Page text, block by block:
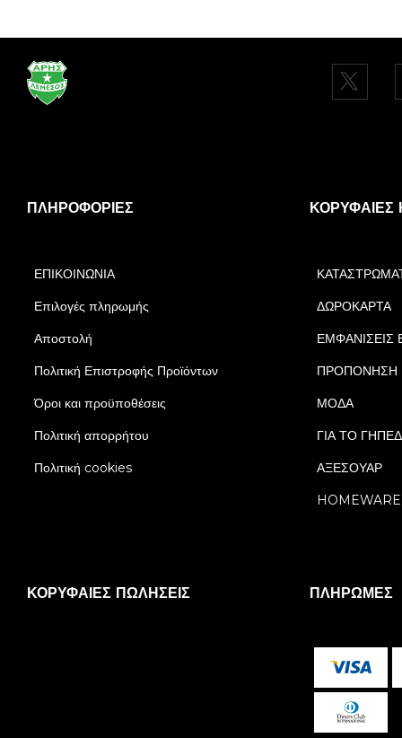
ΠΛΗΡΟΦΟΡΊΕΣ
ΕΠΙΚΟΙΝΩΝΙΑ
Επιλογές πληρωμής
Αποστολή
Πολιτική Επιστροφής Προϊόντων
Όροι και προϋποθέσεις
Πολιτική απορρήτου
Πολιτική cookies
ΚΟΡΥΦΑΊΕΣ
ΔΩΡΟΚΑΡΤΑ
ΕΜΦΑΝΙΣΕΙΣ
ΠΡΟΠΟΝΗΣΗ
ΜΟΔΑ
ΓΙΑ ΤΟ
ΑΞΕΣΟΥΑΡ
HOMEWARE
ΚΟΡΥΦΑΊΕΣ ΠΩΛΉΣΕΙΣ ΠΛΗΡΩΜΈΣ